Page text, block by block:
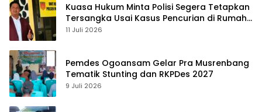
Kuasa Hukum Minta Polisi Segera Tetapkan
Tersangka Usai Kasus Pencurian di Rumah
Anggota Dewan Bantul di Sigi Naik
11 Juli 2026
Pemdes Ogoansam Gelar Pra Musrenbang
Tematik Stunting dan RKPDes 2027
9 Juli 2026